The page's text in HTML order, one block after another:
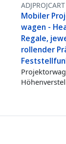
ADJPROJCART
Mobiler
wagen -
Regale,
rollender